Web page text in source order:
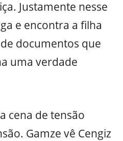
Justamente nesse
e encontra a filha
documentos que
uma verdade
cena de tensão
Gamze vê Cengiz